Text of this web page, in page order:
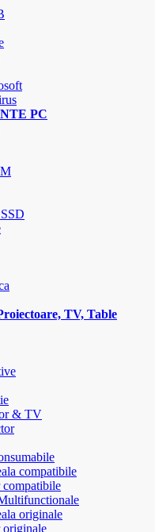
PC
TV, Table
& TV
compatibile
compatibile
originale
originale